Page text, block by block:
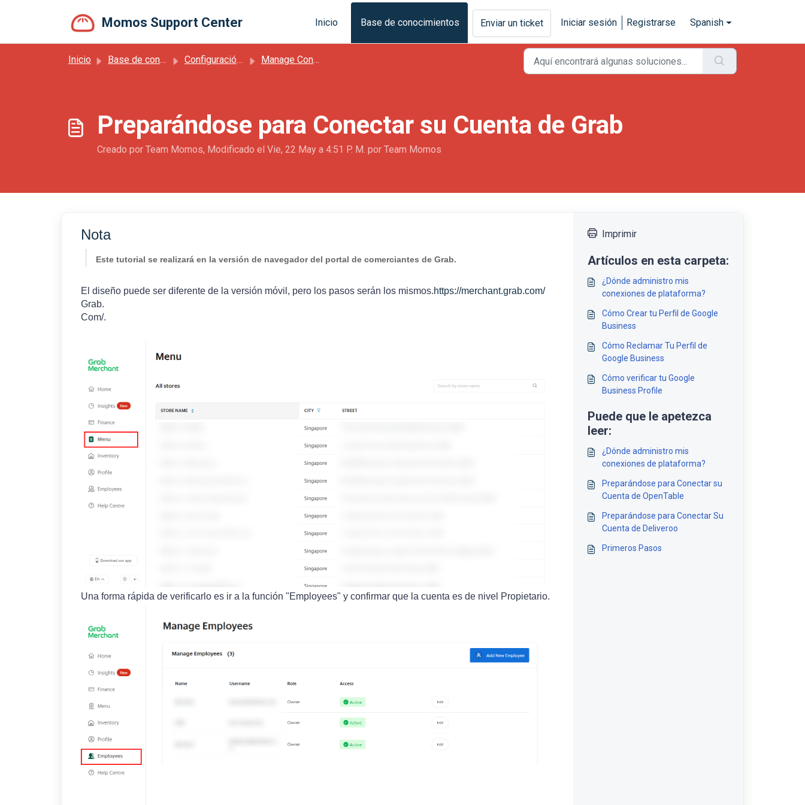
Momos Support Center Inicio Base de conocimientos Enviar un ticket Iniciar sesión Registrarse Spanish
Inicio Base de conocimientos Configuración de cuenta y primeros pasos Manage Connections
Preparándose para Conectar su Cuenta de Grab
Creado por Team Momos, Modificado el Vie, 22 May a 4:51 P. M. por Team Momos
Nota
Este tutorial se realizará en la versión de navegador del portal de comerciantes de Grab.
El diseño puede ser diferente de la versión móvil, pero los pasos serán los mismos.https://merchant.grab.com/
Grab.
Com/.
Una forma rápida de verificarlo es ir a la función "Employees" y confirmar que la cuenta es de nivel Propietario.
Imprimir
Artículos en esta carpeta:
¿Dónde administro mis
conexiones de plataforma?
Cómo Crear tu Perfil de Google
Business
Cómo Reclamar Tu Perfil de
Google Business
Cómo verificar tu Google
Business Profile
Puede que le apetezca
leer:
¿Dónde administro mis
conexiones de plataforma?
Preparándose para Conectar su
Cuenta de OpenTable
Preparándose para Conectar Su
Cuenta de Deliveroo
Primeros Pasos